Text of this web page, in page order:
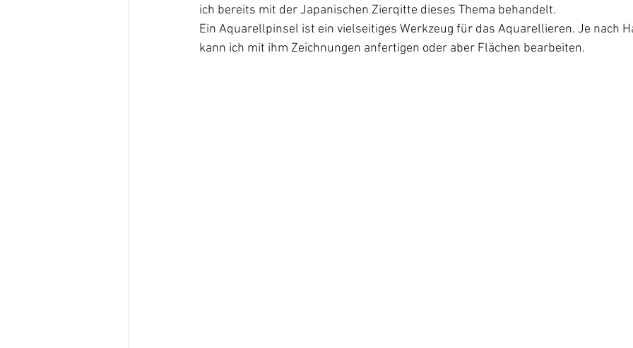
ich bereits mit der Japanischen Zierqitte dieses Thema behandelt.
Ein Aquarellpinsel ist ein vielseitiges Werkzeug für das Aquarellieren. Je nach
kann ich mit ihm Zeichnungen anfertigen oder aber Flächen bearbeiten.